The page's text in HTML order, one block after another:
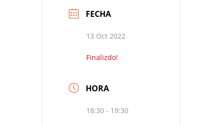
FECHA
13 Oct 2022
Finalizdo!
HORA
18:30 - 19:30